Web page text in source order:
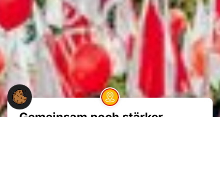
Dein NGG-Büro vor Ort
Gemeinsam noch stärker